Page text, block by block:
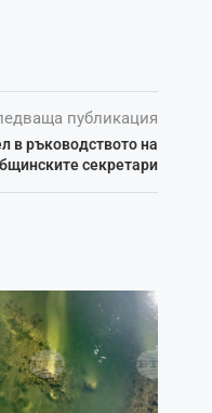
публикация
в ръководството на
секретари